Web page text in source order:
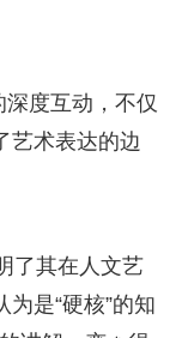
度互动，不仅
艺术表达的边
了其在人文艺
是“硬核”的知